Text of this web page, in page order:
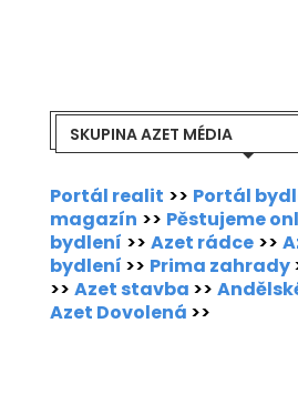
SKUPINA AZET MÉDIA
Portál realit >> Portál
magazín >> Pěstujeme
bydlení >> Azet rádce >>
bydlení >> Prima zahrady
>> Azet stavba >>
Azet Dovolená >>